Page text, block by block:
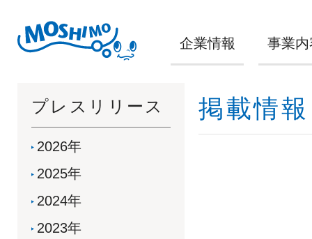
企業情報 事業内
掲載情報
プレスリリース
2026年
2025年
2024年
2023年